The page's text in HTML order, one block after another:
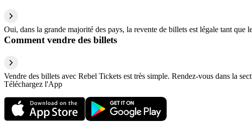
Oui, dans la grande majorité des pays, la revente de billets est légale tant que
Comment vendre des billets
Vendre des billets avec Rebel Tickets est très simple. Rendez-vous dans la
Téléchargez l'App